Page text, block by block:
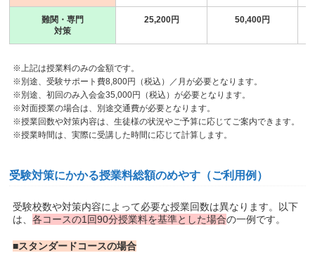
難関・専門
対策
25,200円 50,400円
※上記は授業料のみの金額です。
※別途、受験サポート費8,800円（税込）／月が必要となります。
※別途、初回のみ入会金35,000円（税込）が必要となります。
※対面授業の場合は、別途交通費が必要となります。
※授業回数や対策内容は、生徒様の状況やご予算に応じてご案内できます。
※授業時間は、実際に受講した時間に応じて計算します。
受験対策にかかる授業料総額のめやす（ご利用例）
受験校数や対策内容によって必要な授業回数は異なります。以下
は、各コースの1回90分授業料を基準とした場合の一例です。
■スタンダードコースの場合